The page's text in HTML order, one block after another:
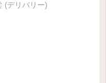
(デリバリー)